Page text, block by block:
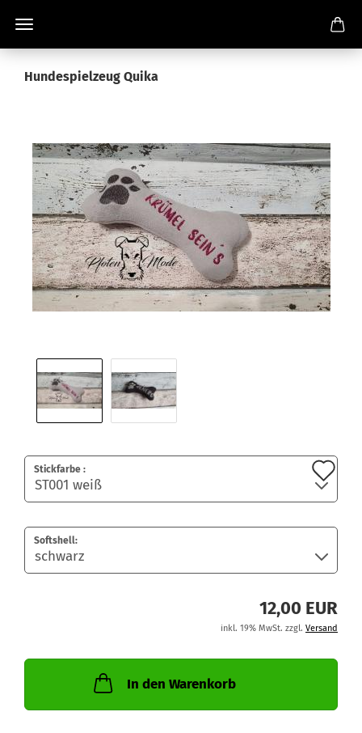
Hundespielzeug Quika
Stickfarbe :
Softshell:
12,00 EUR
inkl. 19% MwSt. zzgl. Versand
In den Warenkorb